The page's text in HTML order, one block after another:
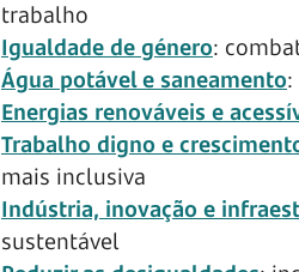
trabalho
Igualdade de género:
Água potável e saneamento
Energias renováveis e
Trabalho digno e
mais inclusiva
Indústria, inovação e
sustentável